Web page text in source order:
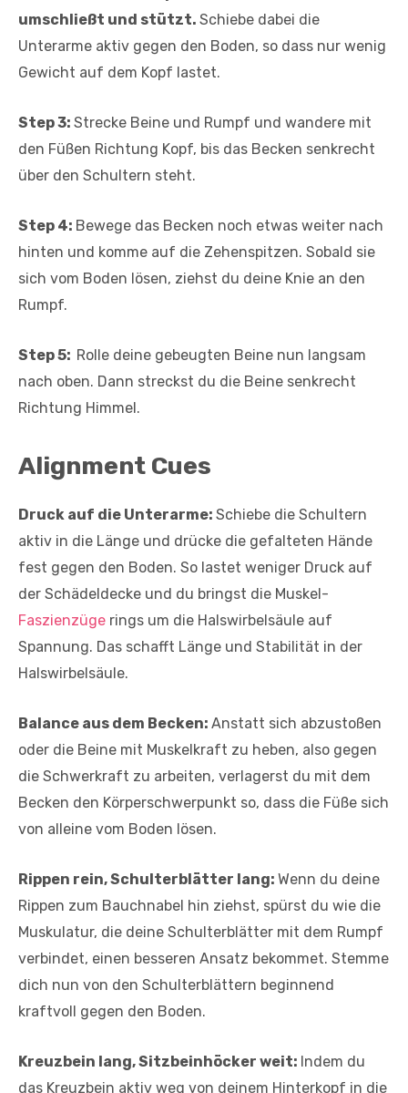
umschließt und stützt. Schiebe dabei die
Unterarme aktiv gegen den Boden, so dass nur wenig
Gewicht auf dem Kopf lastet.
Step 3: Strecke Beine und Rumpf und wandere mit
den Füßen Richtung Kopf, bis das Becken senkrecht
über den Schultern steht.
Step 4: Bewege das Becken noch etwas weiter nach
hinten und komme auf die Zehenspitzen. Sobald sie
sich vom Boden lösen, ziehst du deine Knie an den
Rumpf.
Step 5: Rolle deine gebeugten Beine nun langsam
nach oben. Dann streckst du die Beine senkrecht
Richtung Himmel.
Alignment Cues
Druck auf die Unterarme: Schiebe die Schultern
aktiv in die Länge und drücke die gefalteten Hände
fest gegen den Boden. So lastet weniger Druck auf
der Schädeldecke und du bringst die Muskel-
Faszienzüge rings um die Halswirbelsäule auf
Spannung. Das schafft Länge und Stabilität in der
Halswirbelsäule.
Balance aus dem Becken: Anstatt sich abzustoßen
oder die Beine mit Muskelkraft zu heben, also gegen
die Schwerkraft zu arbeiten, verlagerst du mit dem
Becken den Körperschwerpunkt so, dass die Füße sich
von alleine vom Boden lösen.
Rippen rein, Schulterblätter lang: Wenn du deine
Rippen zum Bauchnabel hin ziehst, spürst du wie die
Muskulatur, die deine Schulterblätter mit dem Rumpf
verbindet, einen besseren Ansatz bekommet. Stemme
dich nun von den Schulterblättern beginnend
kraftvoll gegen den Boden.
Kreuzbein lang, Sitzbeinhöcker weit: Indem du
das Kreuzbein aktiv weg von deinem Hinterkopf in die